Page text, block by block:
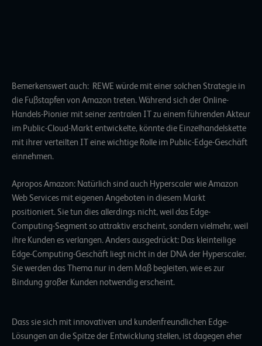
Bemerkenswert auch: REWE würde mit einer solchen Strategie in
die Fußstapfen von Amazon treten. Während sich der Online-
Handels-Pionier mit seiner zentralen IT zu einem führenden Akteur
im Public-Cloud-Markt entwickelte, könnte die Einzelhandelskette
mit ihrer verteilten IT eine wichtige Rolle im Public-Edge-Geschäft
einnehmen.
Apropos Amazon: Natürlich sind auch Hyperscaler wie Amazon
Web Services mit eigenen Angeboten in diesem Markt
positioniert. Sie tun dies allerdings nicht, weil das Edge-
Computing-Segment so attraktiv erscheint, sondern vielmehr, weil
ihre Kunden es verlangen. Anders ausgedrückt: Das kleinteilige
Edge-Computing-Geschäft liegt nicht in der DNA der Hyperscaler.
Sie werden das Thema nur in dem Maß begleiten, wie es zur
Bindung großer Kunden notwendig erscheint.
Dass sie sich mit innovativen und kundenfreundlichen Edge-
Lösungen an die Spitze der Entwicklung stellen, ist dagegen eher